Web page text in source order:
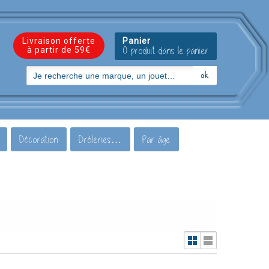
Livraison offerte
à partir de 59€
Panier
0 produit dans le panier
Décoration Drôleries… Par âge